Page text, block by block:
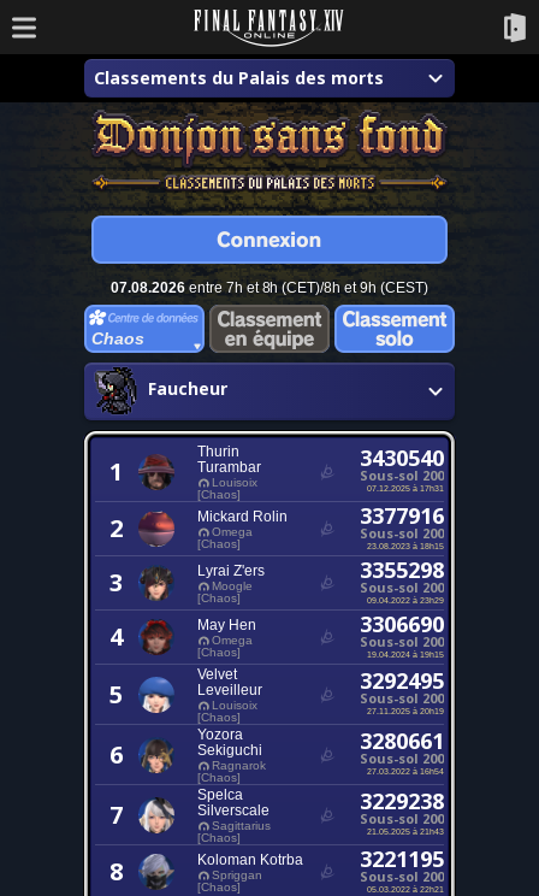
Classements du Palais des morts
07.08.2026entre 7h et 8h (CET)/8h et 9h (CEST)
Chaos
Faucheur
1
Thurin
Turambar
Louisoix
[Chaos]
3430540
Sous-sol 200
07.12.2025 à 17h31
2 Mickard Rolin
Omega
[Chaos]
3377916
Sous-sol 200
23.08.2023 à 18h15
3 Lyrai Z'ers
Moogle
[Chaos]
3355298
Sous-sol 200
09.04.2022 à 23h29
4 May Hen
Omega
[Chaos]
3306690
Sous-sol 200
19.04.2024 à 19h15
5
Velvet
Leveilleur
Louisoix
[Chaos]
3292495
Sous-sol 200
27.11.2025 à 20h19
6
Yozora
Sekiguchi
Ragnarok
[Chaos]
3280661
Sous-sol 200
27.03.2022 à 16h54
7
Spelca
Silverscale
Sagittarius
[Chaos]
3229238
Sous-sol 200
21.05.2025 à 21h43
8 Koloman Kotrba
Spriggan
[Chaos]
3221195
Sous-sol 200
05.03.2022 à 22h21